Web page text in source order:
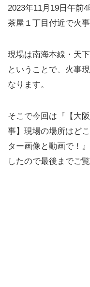
2023年11月19日午前
茶屋１丁目付近で火
現場は南海本線・天
ということで、火事
なります。
そこで今回は『【大
事】現場の場所はど
ター画像と動画で！
したので最後までご